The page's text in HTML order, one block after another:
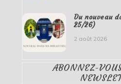
Du nouveau
25/26)
2 août 2026
ABONNEZ-